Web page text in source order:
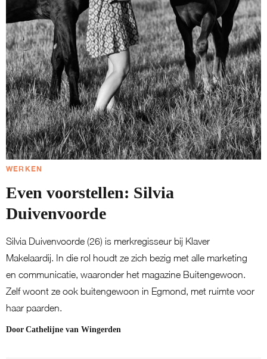
WERKEN
Even voorstellen: Silvia
Duivenvoorde
Silvia Duivenvoorde (26) is merkregisseur bij Klaver
Makelaardij. In die rol houdt ze zich bezig met alle marketing
en communicatie, waaronder het magazine Buitengewoon.
Zelf woont ze ook buitengewoon in Egmond, met ruimte voor
haar paarden.
Door Cathelijne van Wingerden